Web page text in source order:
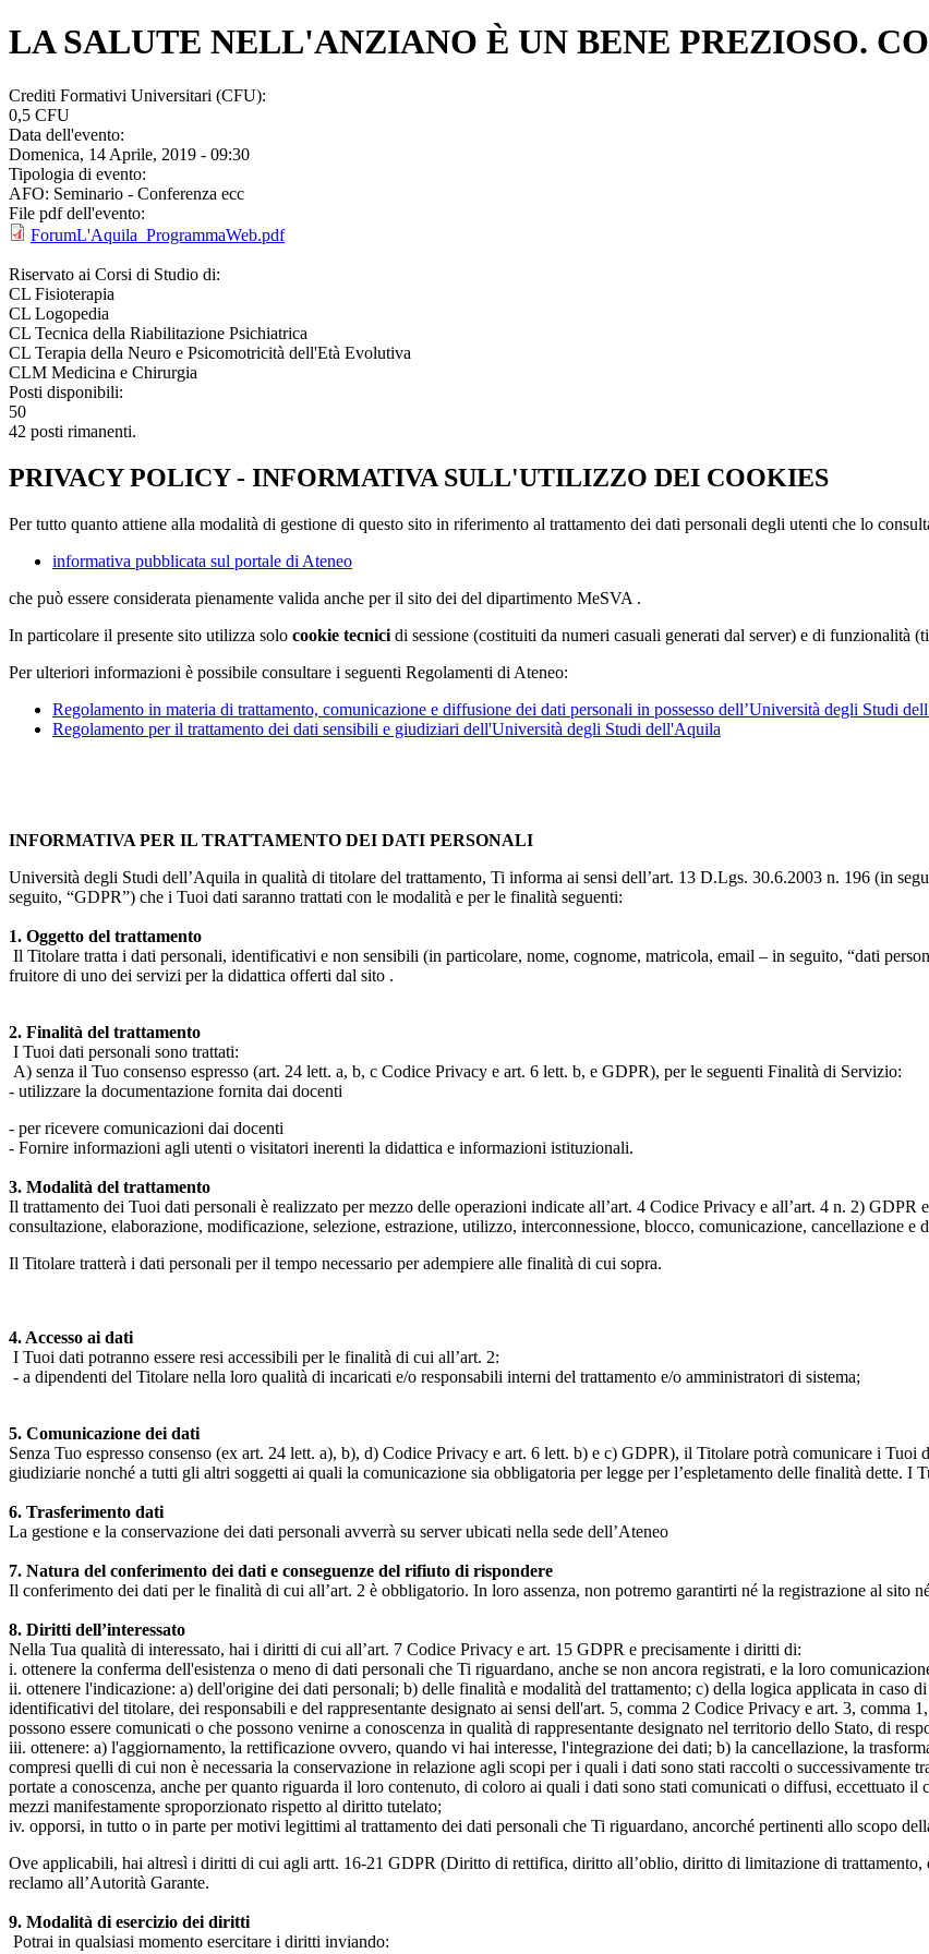
LA SALUTE NELL'ANZIANO È UN BENE PREZIOSO.
Crediti Formativi Universitari (CFU):
0,5 CFU
Data dell'evento:
Domenica, 14 Aprile, 2019 - 09:30
Tipologia di evento:
AFO: Seminario - Conferenza ecc
File pdf dell'evento:
ForumL'Aquila_ProgrammaWeb.pdf
Riservato ai Corsi di Studio di:
CL Fisioterapia
CL Logopedia
CL Tecnica della Riabilitazione Psichiatrica
CL Terapia della Neuro e Psicomotricità dell'Età Evolutiva
CLM Medicina e Chirurgia
Posti disponibili:
50
42 posti rimanenti.
PRIVACY POLICY - INFORMATIVA SULL'UTILIZZO DEI COOKIES
Per tutto quanto attiene alla modalità di gestione di questo sito in riferimento al trattamento dei dati personali degli utenti che lo
informativa pubblicata sul portale di Ateneo
che può essere considerata pienamente valida anche per il sito dei del dipartimento MeSVA .
In particolare il presente sito utilizza solo cookie tecnici di sessione (costituiti da numeri casuali generati dal server) e di funzionalità
Per ulteriori informazioni è possibile consultare i seguenti Regolamenti di Ateneo:
Regolamento in materia di trattamento, comunicazione e diffusione dei dati personali in possesso dell’Università degli Studi
Regolamento per il trattamento dei dati sensibili e giudiziari dell'Università degli Studi dell'Aquila
INFORMATIVA PER IL TRATTAMENTO DEI DATI PERSONALI
Università degli Studi dell’Aquila in qualità di titolare del trattamento, Ti informa ai sensi dell’art. 13 D.Lgs. 30.6.2003 n. 196 (in
seguito, “GDPR”) che i Tuoi dati saranno trattati con le modalità e per le finalità seguenti:
1. Oggetto del trattamento
Il Titolare tratta i dati personali, identificativi e non sensibili (in particolare, nome, cognome, matricola, email – in seguito, “dati
fruitore di uno dei servizi per la didattica offerti dal sito .
2. Finalità del trattamento
I Tuoi dati personali sono trattati:
A) senza il Tuo consenso espresso (art. 24 lett. a, b, c Codice Privacy e art. 6 lett. b, e GDPR), per le seguenti Finalità di Servizio:
- utilizzare la documentazione fornita dai docenti
- per ricevere comunicazioni dai docenti
- Fornire informazioni agli utenti o visitatori inerenti la didattica e informazioni istituzionali.
3. Modalità del trattamento
Il trattamento dei Tuoi dati personali è realizzato per mezzo delle operazioni indicate all’art. 4 Codice Privacy e all’art. 4 n. 2) GDPR
consultazione, elaborazione, modificazione, selezione, estrazione, utilizzo, interconnessione, blocco, comunicazione, cancellazione e
Il Titolare tratterà i dati personali per il tempo necessario per adempiere alle finalità di cui sopra.
4. Accesso ai dati
I Tuoi dati potranno essere resi accessibili per le finalità di cui all’art. 2:
- a dipendenti del Titolare nella loro qualità di incaricati e/o responsabili interni del trattamento e/o amministratori di sistema;
5. Comunicazione dei dati
Senza Tuo espresso consenso (ex art. 24 lett. a), b), d) Codice Privacy e art. 6 lett. b) e c) GDPR), il Titolare potrà comunicare i
giudiziarie nonché a tutti gli altri soggetti ai quali la comunicazione sia obbligatoria per legge per l’espletamento delle finalità dette. I
6. Trasferimento dati
La gestione e la conservazione dei dati personali avverrà su server ubicati nella sede dell’Ateneo
7. Natura del conferimento dei dati e conseguenze del rifiuto di rispondere
Il conferimento dei dati per le finalità di cui all’art. 2 è obbligatorio. In loro assenza, non potremo garantirti né la registrazione al sito
8. Diritti dell’interessato
Nella Tua qualità di interessato, hai i diritti di cui all’art. 7 Codice Privacy e art. 15 GDPR e precisamente i diritti di:
i. ottenere la conferma dell'esistenza o meno di dati personali che Ti riguardano, anche se non ancora registrati, e la loro
ii. ottenere l'indicazione: a) dell'origine dei dati personali; b) delle finalità e modalità del trattamento; c) della logica applicata in caso
identificativi del titolare, dei responsabili e del rappresentante designato ai sensi dell'art. 5, comma 2 Codice Privacy e art. 3, comma
possono essere comunicati o che possono venirne a conoscenza in qualità di rappresentante designato nel territorio dello Stato, di
iii. ottenere: a) l'aggiornamento, la rettificazione ovvero, quando vi hai interesse, l'integrazione dei dati; b) la cancellazione, la
compresi quelli di cui non è necessaria la conservazione in relazione agli scopi per i quali i dati sono stati raccolti o successivamente
portate a conoscenza, anche per quanto riguarda il loro contenuto, di coloro ai quali i dati sono stati comunicati o diffusi, eccettuato
mezzi manifestamente sproporzionato rispetto al diritto tutelato;
iv. opporsi, in tutto o in parte per motivi legittimi al trattamento dei dati personali che Ti riguardano, ancorché pertinenti allo scopo
Ove applicabili, hai altresì i diritti di cui agli artt. 16-21 GDPR (Diritto di rettifica, diritto all’oblio, diritto di limitazione di
reclamo all’Autorità Garante.
9. Modalità di esercizio dei diritti
Potrai in qualsiasi momento esercitare i diritti inviando: